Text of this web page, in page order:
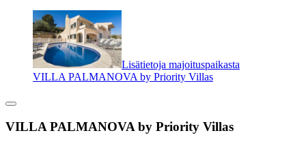
Lisätietoja majoituspaikasta
VILLA PALMANOVA by Priority Villas
VILLA PALMANOVA by Priority Villas